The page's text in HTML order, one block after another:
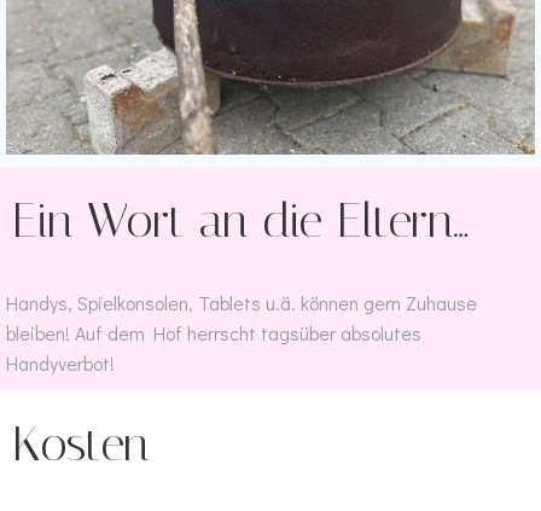
Ein Wort an die Eltern…
Handys, Spielkonsolen, Tablets u.ä. können gern Zuhause
bleiben! Auf dem Hof herrscht tagsüber absolutes
Handyverbot!
Kosten